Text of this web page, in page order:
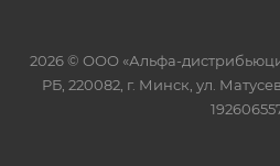
2026 © ООО «Альфа-
РБ, 220082, г. Минск, ул.